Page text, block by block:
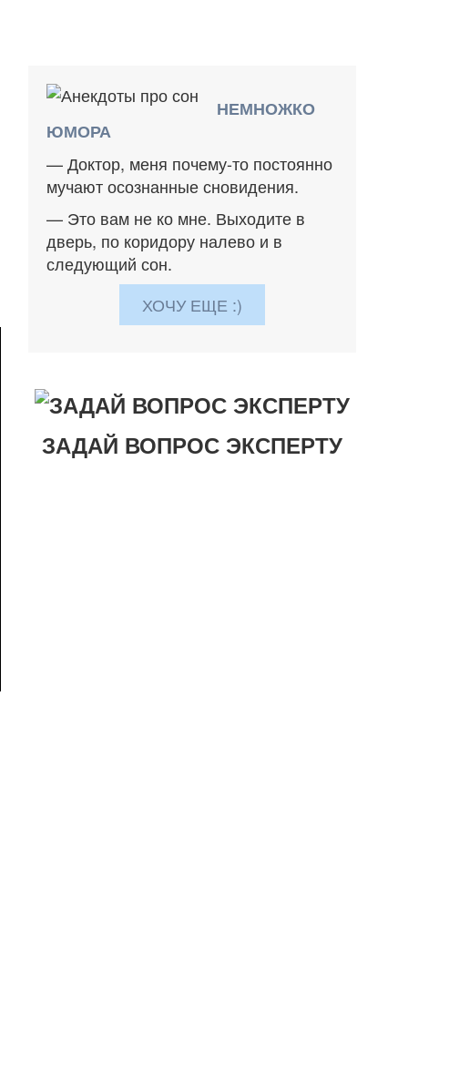
НЕМНОЖКО
ЮМОРА
— Доктор, меня почему-то постоянно
мучают осознанные сновидения.
— Это вам не ко мне. Выходите в
дверь, по коридору налево и в
следующий сон.
ХОЧУ ЕЩЕ :)
ЗАДАЙ ВОПРОС ЭКСПЕРТУ